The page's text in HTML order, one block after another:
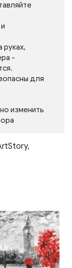
руках,
-
для
изменить
,